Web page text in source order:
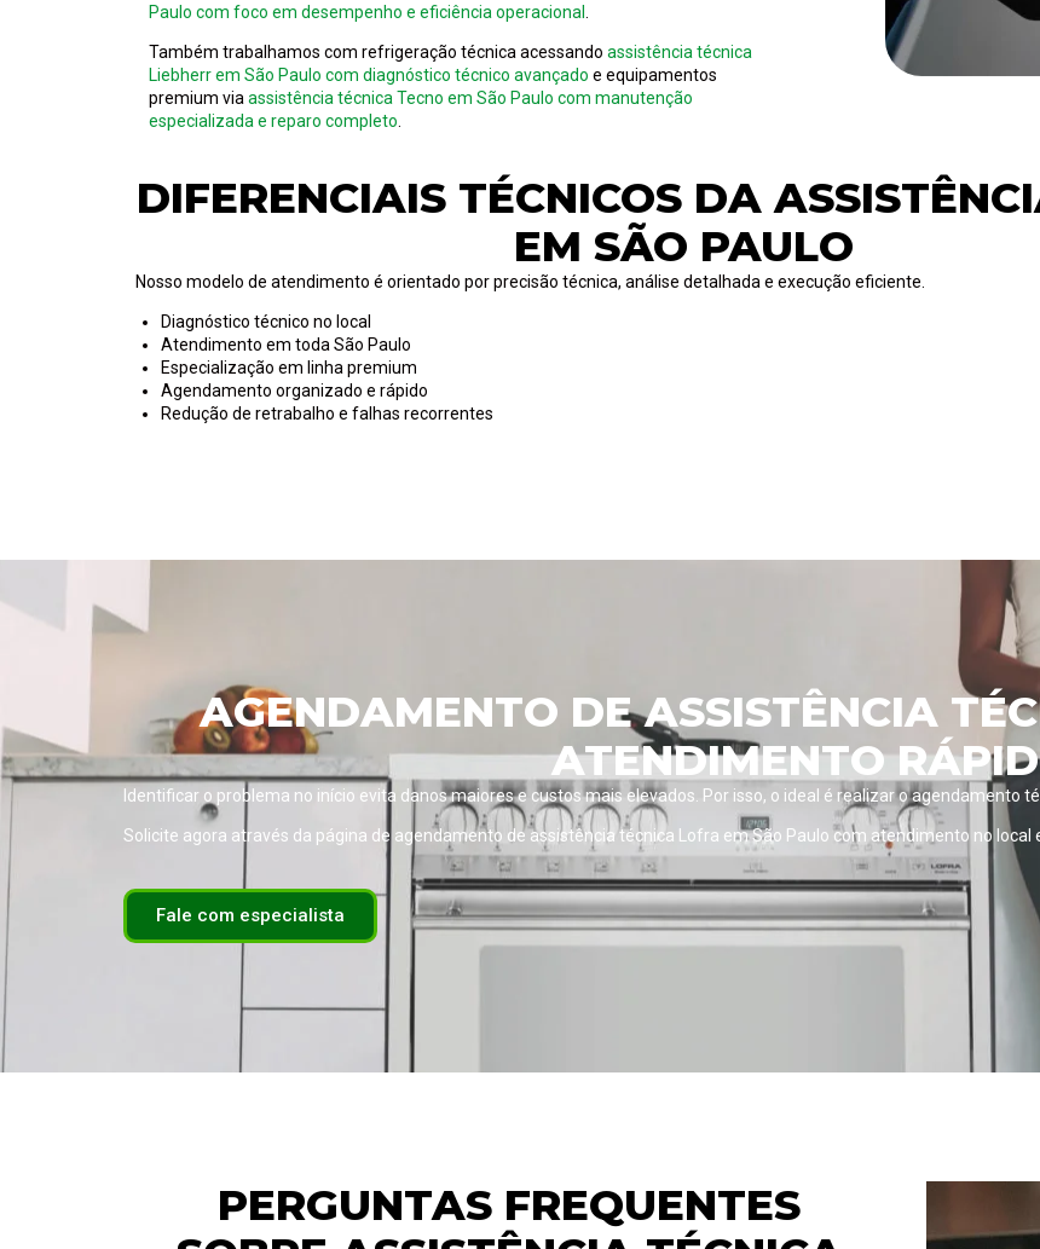
Paulo com foco em desempenho e eficiência operacional
Também trabalhamos com refrigeração técnica acessandoassistência técnica
Liebherr em São Paulo com diagnóstico técnico avançado e equipamentos
premium viaassistência técnica Tecno em São Paulo com manutenção
especializada e reparo completo
DIFERENCIAIS TÉCNICOS DA
EM SÃO PAULO
Nosso modelo de atendimento é orientado por precisão técnica, análise detalhada e execução eficiente.
Diagnóstico técnico no local
Atendimento em toda São Paulo
Especialização em linha premium
Agendamento organizado e rápido
Redução de retrabalho e falhas recorrentes
AGENDAMENTO DE ASSISTÊNCIA
ATENDIMENTO
Identificar o problema no início evita danos maiores e custos mais elevados. Por isso, o ideal é realizar o agendamento
Solicite agora através da página de agendamento de assistência técnica Lofra em São Paulo com atendimento no local
Fale com especialista
PERGUNTAS FREQUENTES